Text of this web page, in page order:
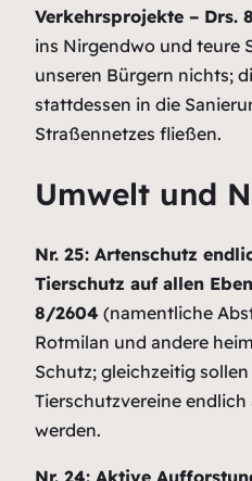
Verkehrsprojekte – Drs.
ins Nirgendwo und teure
unseren Bürgern nichts;
stattdessen in die
Straßennetzes fließen.
Umwelt und
Nr. 25: Artenschutz
Tierschutz auf allen
8/2604 (namentliche
Rotmilan und andere
Schutz; gleichzeitig
Tierschutzvereine
werden.
Nr. 24: Aktive